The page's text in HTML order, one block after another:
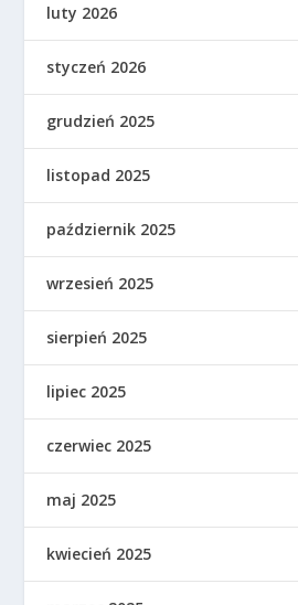
luty 2026
styczeń 2026
grudzień 2025
listopad 2025
październik 2025
wrzesień 2025
sierpień 2025
lipiec 2025
czerwiec 2025
maj 2025
kwiecień 2025